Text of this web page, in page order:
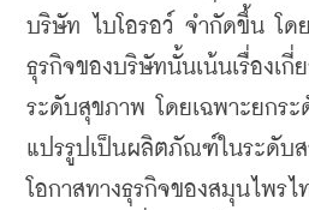
บริษัท ไบโอรอว์ จำกัดขึ้น โด
ธุรกิจของบริษัทนั้นเน้นเรื่องเ
ระดับสุขภาพ โดยเฉพาะยกร
แปรรูปเป็นผลิตภัณฑ์ในระดับส
โอกาสทางธุรกิจของสมุนไพร